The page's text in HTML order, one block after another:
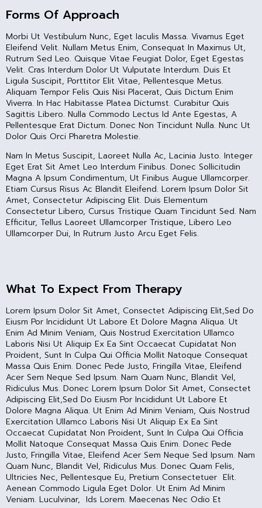
Forms Of Approach
Morbi Ut Vestibulum Nunc, Eget Iaculis Massa. Vivamus Eget
Eleifend Velit. Nullam Metus Enim, Consequat In Maximus Ut,
Rutrum Sed Leo. Quisque Vitae Feugiat Dolor, Eget Egestas
Velit. Cras Interdum Dolor Ut Vulputate Interdum. Duis Et
Ligula Suscipit, Porttitor Elit Vitae, Pellentesque Metus.
Aliquam Tempor Felis Quis Nisi Placerat, Quis Dictum Enim
Viverra. In Hac Habitasse Platea Dictumst. Curabitur Quis
Sagittis Libero. Nulla Commodo Lectus Id Ante Egestas, A
Pellentesque Erat Dictum. Donec Non Tincidunt Nulla. Nunc Ut
Dolor Quis Orci Pharetra Molestie.
Nam In Metus Suscipit, Laoreet Nulla Ac, Lacinia Justo. Integer
Eget Erat Sit Amet Leo Interdum Finibus. Donec Sollicitudin
Magna A Ipsum Condimentum, Ut Finibus Augue Ullamcorper.
Etiam Cursus Risus Ac Blandit Eleifend. Lorem Ipsum Dolor Sit
Amet, Consectetur Adipiscing Elit. Duis Elementum
Consectetur Libero, Cursus Tristique Quam Tincidunt Sed. Nam
Efficitur, Tellus Laoreet Ullamcorper Tristique, Libero Leo
Ullamcorper Dui, In Rutrum Justo Arcu Eget Felis.
What To Expect From Therapy
Lorem Ipsum Dolor Sit Amet, Consectet Adipiscing Elit,sed Do
Eiusm Por Incididunt Ut Labore Et Dolore Magna Aliqua. Ut
Enim Ad Minim Veniam, Quis Nostrud Exercitation Ullamco
Laboris Nisi Ut Aliquip Ex Ea Sint Occaecat Cupidatat Non
Proident, Sunt In Culpa Qui Officia Mollit Natoque Consequat
Massa Quis Enim. Donec Pede Justo, Fringilla Vitae, Eleifend
Acer Sem Neque Sed Ipsum. Nam Quam Nunc, Blandit Vel,
Ridiculus Mus. Donec Lorem Ipsum Dolor Sit Amet, Consectet
Adipiscing Elit,sed Do Eiusm Por Incididunt Ut Labore Et
Dolore Magna Aliqua. Ut Enim Ad Minim Veniam, Quis Nostrud
Exercitation Ullamco Laboris Nisi Ut Aliquip Ex Ea Sint
Occaecat Cupidatat Non Proident, Sunt In Culpa Qui Officia
Mollit Natoque Consequat Massa Quis Enim. Donec Pede
Justo, Fringilla Vitae, Eleifend Acer Sem Neque Sed Ipsum. Nam
Quam Nunc, Blandit Vel, Ridiculus Mus. Donec Quam Felis,
Ultricies Nec, Pellentesque Eu, Pretium Consectetuer Elit.
Aenean Commodo Ligula Eget Dolor. Ut Enim Ad Minim
Veniam. Luculvinar, Ids Lorem. Maecenas Nec Odio Et